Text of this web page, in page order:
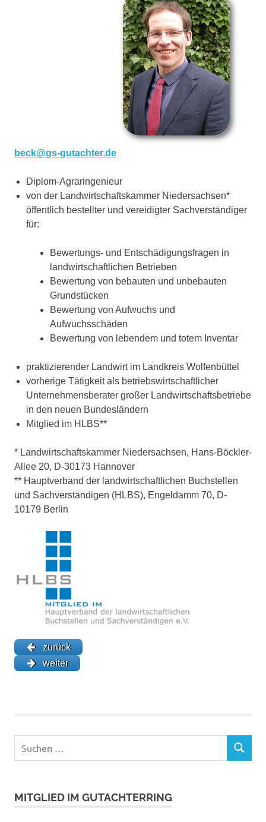
beck@gs-gutachter.de
Diplom-Agraringenieur
von der Landwirtschaftskammer Niedersachsen*
öffentlich bestellter und vereidigter Sachverständiger
für:
Bewertungs- und Entschädigungsfragen in
landwirtschaftlichen Betrieben
Bewertung von bebauten und unbebauten
Grundstücken
Bewertung von Aufwuchs und
Aufwuchsschäden
Bewertung von lebendem und totem Inventar
praktizierender Landwirt im Landkreis Wolfenbüttel
vorherige Tätigkeit als betriebswirtschaftlicher
Unternehmensberater großer Landwirtschaftsbetriebe
in den neuen Bundesländern
Mitglied im HLBS**
* Landwirtschaftskammer Niedersachsen, Hans-Böckler-
Allee 20, D-30173 Hannover
** Hauptverband der landwirtschaftlichen Buchstellen
und Sachverständigen (HLBS), Engeldamm 70, D-
10179 Berlin
zurück
weiter
SUCHEN
MITGLIED IM GUTACHTERRING